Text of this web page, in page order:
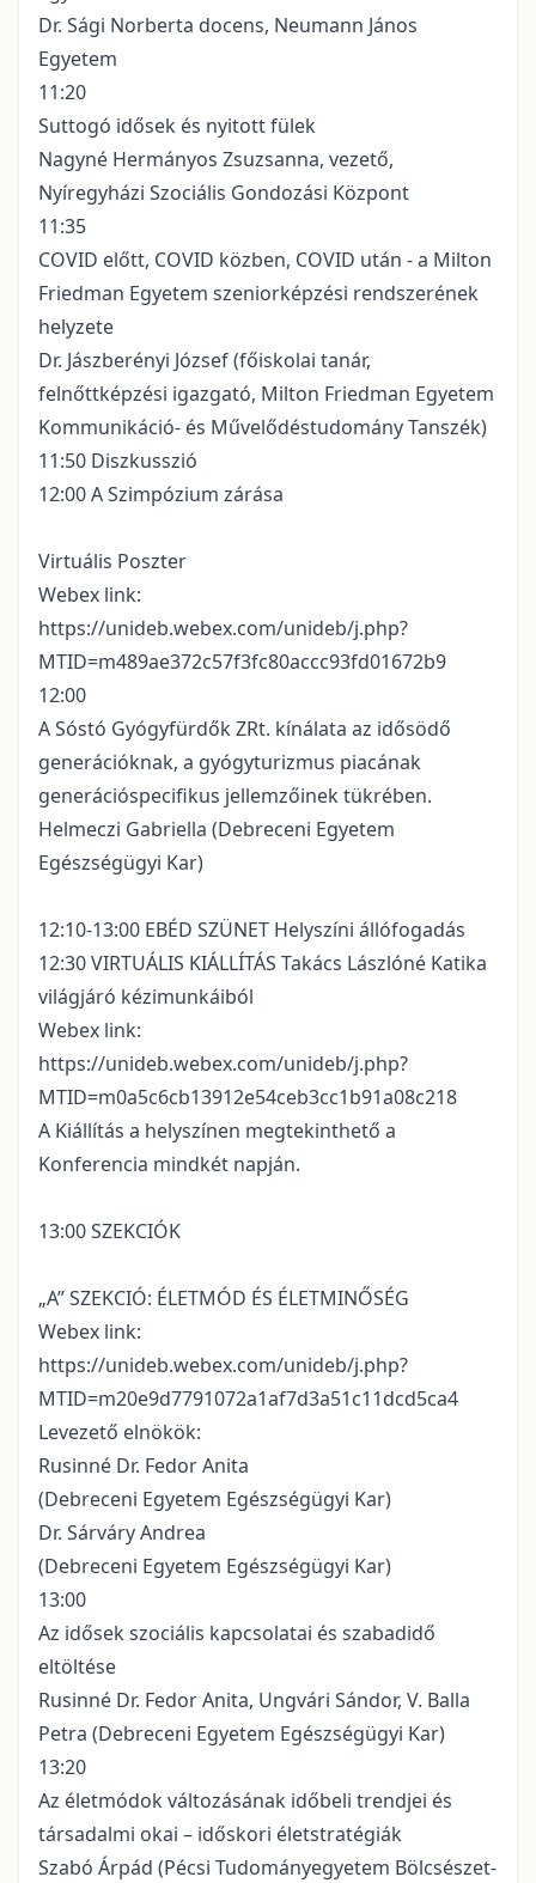
Dr. Sági Norberta docens, Neumann János
Egyetem
11:20
Suttogó idősek és nyitott fülek
Nagyné Hermányos Zsuzsanna, vezető,
Nyíregyházi Szociális Gondozási Központ
11:35
COVID előtt, COVID közben, COVID után - a Milton
Friedman Egyetem szeniorképzési rendszerének
helyzete
Dr. Jászberényi József (főiskolai tanár,
felnőttképzési igazgató, Milton Friedman Egyetem
Kommunikáció- és Művelődéstudomány Tanszék)
11:50 Diszkusszió
12:00 A Szimpózium zárása
Virtuális Poszter
Webex link:
https://unideb.webex.com/unideb/j.php?
MTID=m489ae372c57f3fc80accc93fd01672b9
12:00
A Sóstó Gyógyfürdők ZRt. kínálata az idősödő
generációknak, a gyógyturizmus piacának
generációspecifikus jellemzőinek tükrében.
Helmeczi Gabriella (Debreceni Egyetem
Egészségügyi Kar)
12:10-13:00 EBÉD SZÜNET Helyszíni állófogadás
12:30 VIRTUÁLIS KIÁLLÍTÁS Takács Lászlóné Katika
világjáró kézimunkáiból
Webex link:
https://unideb.webex.com/unideb/j.php?
MTID=m0a5c6cb13912e54ceb3cc1b91a08c218
A Kiállítás a helyszínen megtekinthető a
Konferencia mindkét napján.
13:00 SZEKCIÓK
„A” SZEKCIÓ: ÉLETMÓD ÉS ÉLETMINŐSÉG
Webex link:
https://unideb.webex.com/unideb/j.php?
MTID=m20e9d7791072a1af7d3a51c11dcd5ca4
Levezető elnökök:
Rusinné Dr. Fedor Anita
(Debreceni Egyetem Egészségügyi Kar)
Dr. Sárváry Andrea
(Debreceni Egyetem Egészségügyi Kar)
13:00
Az idősek szociális kapcsolatai és szabadidő
eltöltése
Rusinné Dr. Fedor Anita, Ungvári Sándor, V. Balla
Petra (Debreceni Egyetem Egészségügyi Kar)
13:20
Az életmódok változásának időbeli trendjei és
társadalmi okai – időskori életstratégiák
Szabó Árpád (Pécsi Tudományegyetem Bölcsészet-